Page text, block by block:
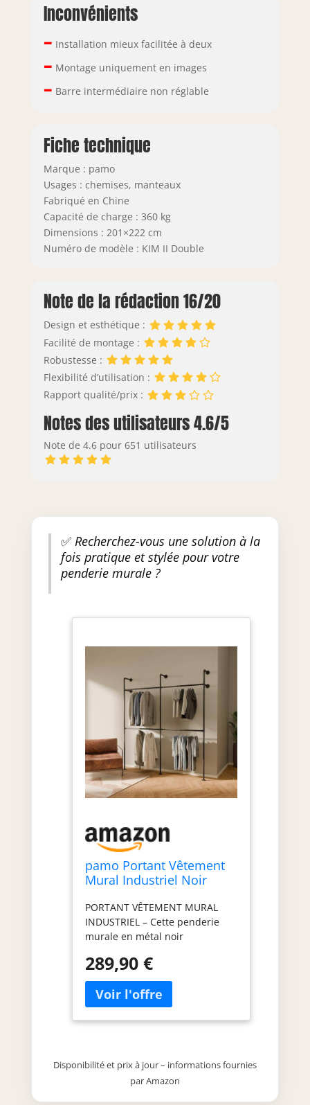
Inconvénients
– Installation mieux facilitée à deux
– Montage uniquement en images
– Barre intermédiaire non réglable
Fiche technique
Marque : pamo
Usages : chemises, manteaux
Fabriqué en Chine
Capacité de charge : 360 kg
Dimensions : 201×222 cm
Numéro de modèle : KIM II Double
Note de la rédaction 16/20
Design et esthétique :
Facilité de montage :
Robustesse :
Flexibilité d’utilisation :
Rapport qualité/prix :
Notes des utilisateurs 4.6/5
Note de 4.6 pour 651 utilisateurs
✅Recherchez-vous une solution à la
fois pratique et stylée pour votre
penderie murale ?
pamo Portant Vêtement
Mural Industriel Noir
360 kg
PORTANT VÊTEMENT MURAL
INDUSTRIEL – Cette penderie
murale en métal noir
entrée ou dressing en un
dressing ouvert au style loft
moderne. PORTANT VÊTEMENT
ULTRA ROBUSTE – Grâce à sa
structure en acier et sa fixation
supporter jusqu'à 360 kg de
vêtements. ORGANISEZ VOTRE
289,90 €
Disponibilité et prix à jour – informations fournies
par Amazon